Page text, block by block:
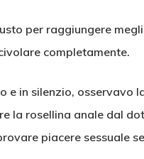
per raggiungere
completamente.
e in silenzio,
la rosellina anale dal
piacere sessuale